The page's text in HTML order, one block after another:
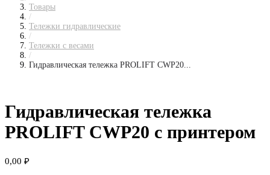
Товары
/
Тележки гидравлические
/
Тележки с весами
/
Гидравлическая тележка PROLIFT CWP20...
Гидравлическая тележка
PROLIFT CWP20 с принтером
0,00 ₽